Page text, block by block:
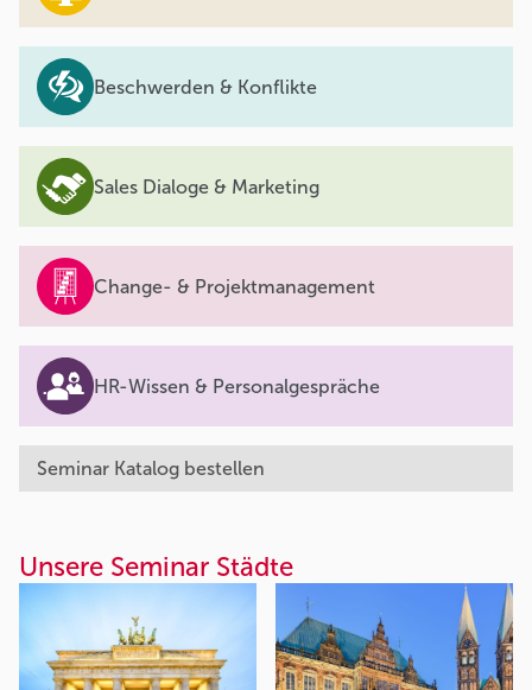
Beschwerden & Konflikte
Sales Dialoge & Marketing
Change- & Projektmanagement
HR-Wissen & Personalgespräche
Seminar Katalog bestellen
Unsere Seminar Städte